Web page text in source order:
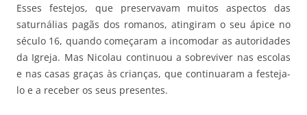
Esses festejos, que preservavam muitos aspectos das
saturnálias pagãs dos romanos, atingiram o seu ápice no
século 16, quando começaram a incomodar as autoridades
da Igreja. Mas Nicolau continuou a sobreviver nas escolas
e nas casas graças às crianças, que continuaram a festeja-
lo e a receber os seus presentes.